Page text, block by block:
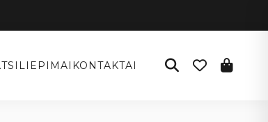
KONTAKTAI